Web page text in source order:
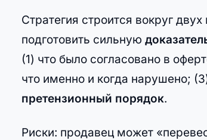
Стратегия строится вокруг
подготовить сильную
(1) что было согласовано в
что именно и когда нарушено;
претензионный порядок.
Риски: продавец может